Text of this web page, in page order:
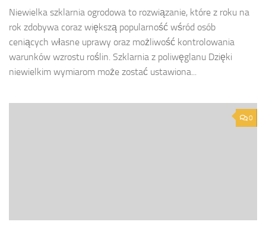
Niewielka szklarnia ogrodowa to rozwiązanie, które z roku na
rok zdobywa coraz większą popularność wśród osób
ceniących własne uprawy oraz możliwość kontrolowania
warunków wzrostu roślin. Szklarnia z poliwęglanu Dzięki
niewielkim wymiarom może zostać ustawiona...
0